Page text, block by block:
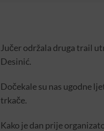
Jučer održala druga trail
Desinić.
Dočekale su nas ugodne
trkače.
Kako je dan prije